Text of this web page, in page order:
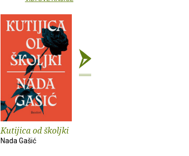
Kutijica od školjki
Nada Gašić